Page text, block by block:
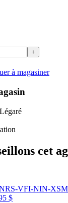
+
à magasiner
cet
$